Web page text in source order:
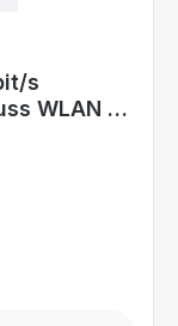
s
WLAN 1